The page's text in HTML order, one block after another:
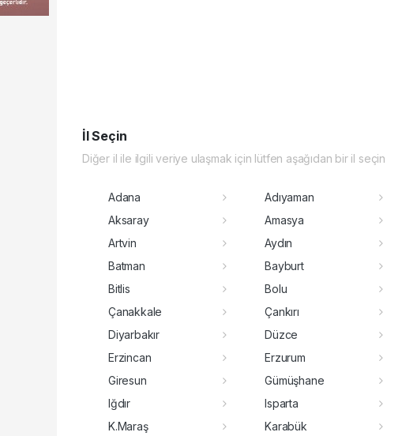
İl Seçin
Diğer il ile ilgili veriye ulaşmak için lütfen aşağıdan bir il seçin
Adana Adıyaman
Aksaray
Amasya
Artvin
Aydın
Batman
Bayburt
Bitlis
Bolu
Çanakkale
Çankırı
Diyarbakır
Düzce
Erzincan
Erzurum
Giresun
Gümüşhane
Iğdır
Isparta
K.Maraş
Karabük